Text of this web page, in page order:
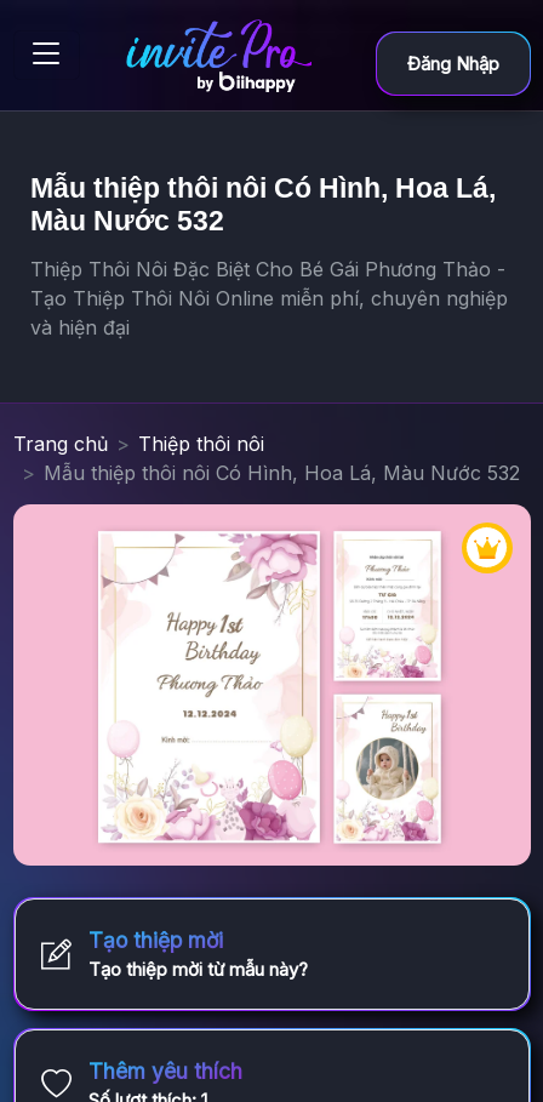
Đăng Nhập
Mẫu thiệp thôi nôi Có Hình, Hoa Lá,
Màu Nước 532
Thiệp Thôi Nôi Đặc Biệt Cho Bé Gái Phương Thảo -
Tạo Thiệp Thôi Nôi Online miễn phí, chuyên nghiệp
và hiện đại
Trang chủ
Thiệp thôi nôi
Mẫu thiệp thôi nôi Có Hình, Hoa Lá, Màu Nước 532
Tạo thiệp mời
Tạo thiệp mời từ mẫu này?
Thêm yêu thích